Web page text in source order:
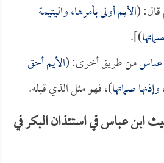
قال: (الأيم أولى بأمرها، واليتيمة
)].
عباسمن طريق أخرى: (الأيم أحق
صماتها)، فهو مثل الذي قبله.
ابن عباس في استئذان البكر في